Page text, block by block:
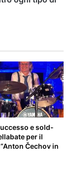
e sold-
per il
Čechov in